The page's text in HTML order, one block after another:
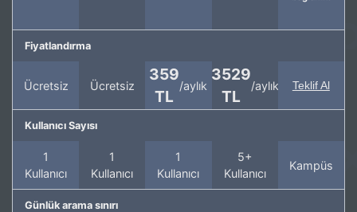
Fiyatlandırma
Ücretsiz Ücretsiz
359
TL
/aylık
3529
TL
/aylık Teklif Al
Kullanıcı Sayısı
1
Kullanıcı
1
Kullanıcı
1
Kullanıcı
5+
Kullanıcı
Kampüs
Günlük arama sınırı